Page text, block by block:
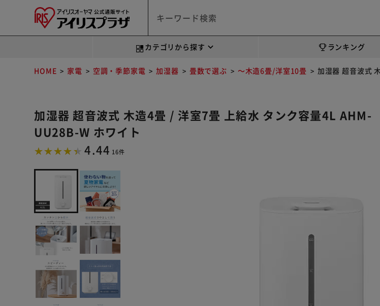
カテゴリから探す ランキング
HOME 家電 空調・季節家電 加湿器 畳数で選ぶ ～木造6畳/洋室10畳 加湿器 超音波式
加湿器 超音波式 木造4畳 / 洋室7畳 上給水 タンク容量4L AHM-
UU28B-W ホワイト
4.44 16件